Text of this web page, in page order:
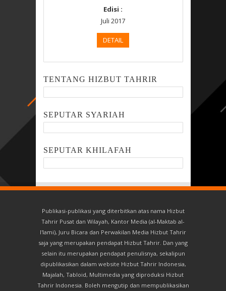
Edisi :
Juli 2017
DETAIL
TENTANG HIZBUT TAHRIR
SEPUTAR SYARIAH
SEPUTAR KHILAFAH
Publikasi-publikasi yang diterbitkan atas nama Hizbut
Tahrir Pusat dan Wilayah, Kantor Media (al-Maktab al-
I'lami), Juru Bicara dan Perwakilan Media Hizbut Tahrir
saja yang merupakan pendapat Hizbut Tahrir. Dan yang
selain itu merupakan pendapat penulisnya, sekalipun
dipublikasikan dalam website Hizbut Tahrir Indonesia,
Majalah, Tabloid, Multimedia yang diproduksi Hizbut
Tahrir Indonesia. Boleh mengutip dan mempublikasikan